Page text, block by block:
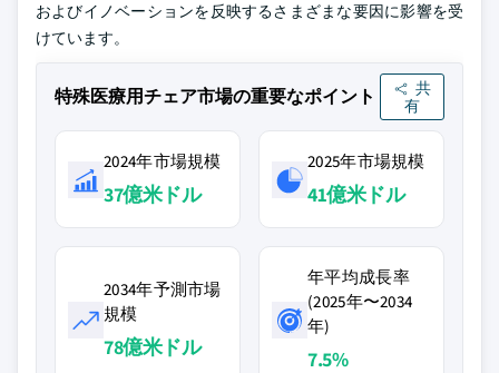
およびイノベーションを反映するさまざまな要因に影響を受
けています。
特殊医療用チェア市場の重要なポイント
共
有
2024年市場規模
37億米ドル
2025年市場規模
41億米ドル
2034年予測市場
規模
78億米ドル
年平均成長率
(2025年〜2034
年)
7.5%